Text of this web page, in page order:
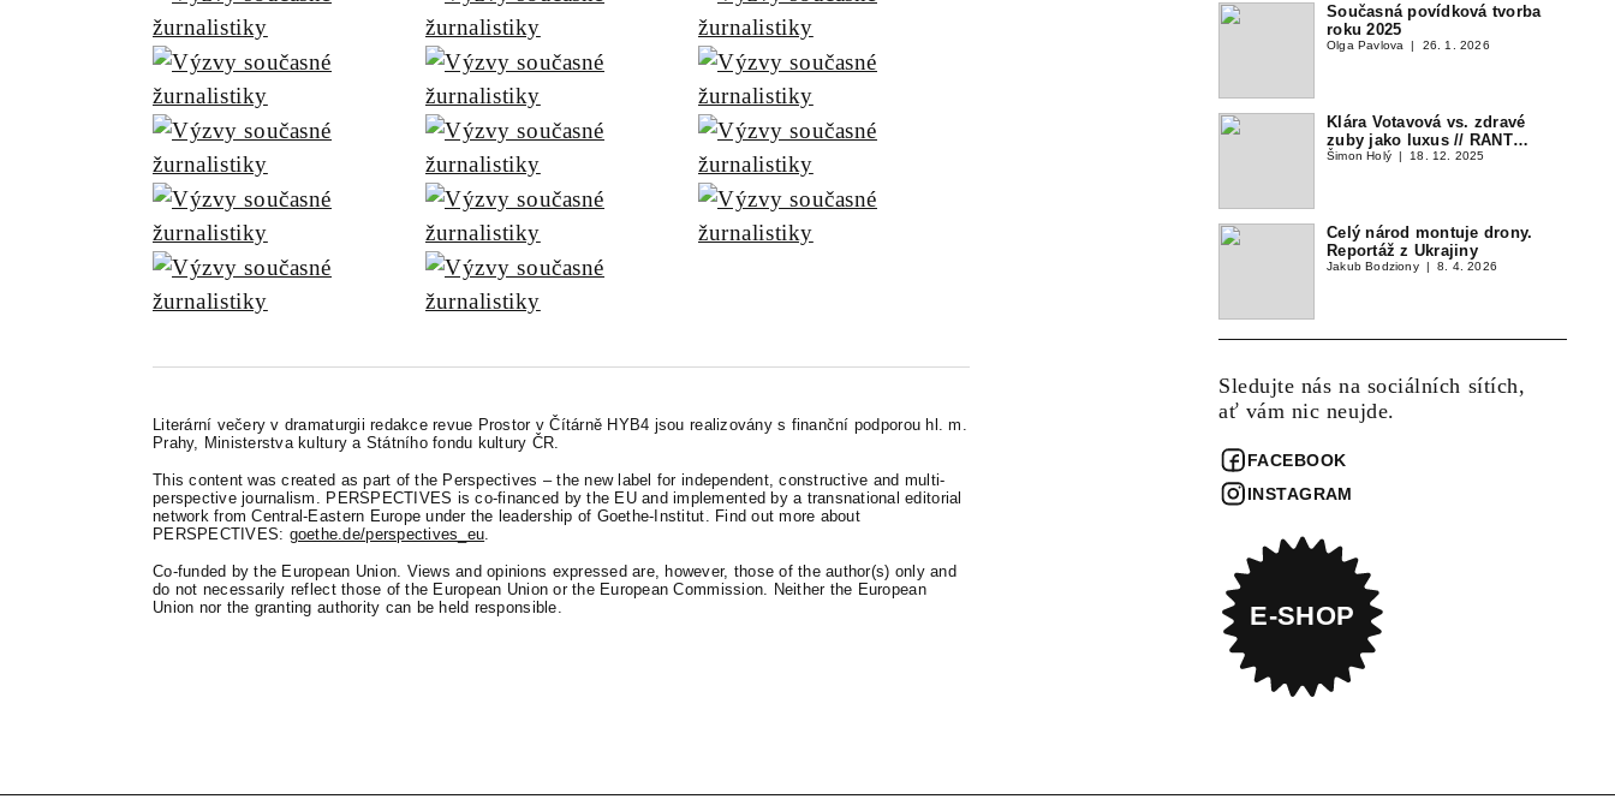
Literární večery v dramaturgii redakce revue Prostor v Čítárně HYB4 jsou realizovány s finanční podporou hl. m.
Prahy, Ministerstva kultury a Státního fondu kultury ČR.
This content was created as part of the Perspectives – the new label for independent, constructive and multi-
perspective journalism. PERSPECTIVES is co-financed by the EU and implemented by a transnational editorial
network from Central-Eastern Europe under the leadership of Goethe-Institut. Find out more about
PERSPECTIVES: goethe.de/perspectives_eu
Co-funded by the European Union. Views and opinions expressed are, however, those of the author(s) only and
do not necessarily reflect those of the European Union or the European Commission. Neither the European
Union nor the granting authority can be held responsible.
Současná povídková tvorba
roku 2025
Olga Pavlova 26. 1. 2026
Klára Votavová vs. zdravé
zuby jako luxus // RANT…
Šimon Holý 18. 12. 2025
Celý národ montuje drony.
Reportáž z Ukrajiny
Jakub Bodziony 8. 4. 2026
Sledujte nás na sociálních sítích,
ať vám nic neujde.
FACEBOOK
INSTAGRAM
E-SHOP